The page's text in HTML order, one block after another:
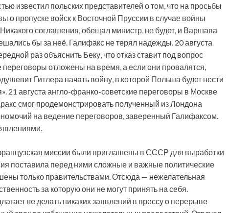
известил польских представителей о том, что на просьбы
о пропуске войск к Восточной Пруссии в случае войны
Никакого соглашения, обещал министр, не будет, и Варшава
бы за неё. Галифакс не терял надежды. 20 августа
раз объяснить Беку, что отказ ставит под вопрос
отложены на время, а если они провалятся,
Гитлера начать войну, в которой Польша будет нести
21 августа англо-франко-советские переговоры в Москве
смог продемонстрировать полученный из Лондона
на ведение переговоров, заверенный Галифаксом.
миссии были приглашены в СССР для выработки
поставила перед ними сложные и важные политические
только правительствами. Отсюда — нежелательная
за которую они не могут принять на себя.
не делать никаких заявлений в прессу о перерыве